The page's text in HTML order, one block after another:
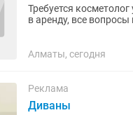
Требуется
в аренду, все вопросы
Алматы, сегодня
Реклама
Диваны